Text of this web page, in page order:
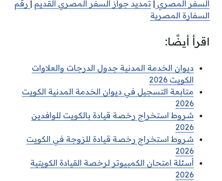
السفر المصري | تمديد جواز السفر المصري القديم | رقم
السفارة المصرية
اقرأ أيضًا:
ديوان الخدمة المدنية جدول الدرجات والعلاوات
الكويت 2026
متابعة التسجيل في ديوان الخدمة المدنية الكويت
2026
شروط استخراج رخصة قيادة بالكويت للوافدين
2026
شروط استخراج رخصة قيادة للزوجة في الكويت
2026
أسئلة امتحان الكمبيوتر لرخصة القيادة الكويتية
2026